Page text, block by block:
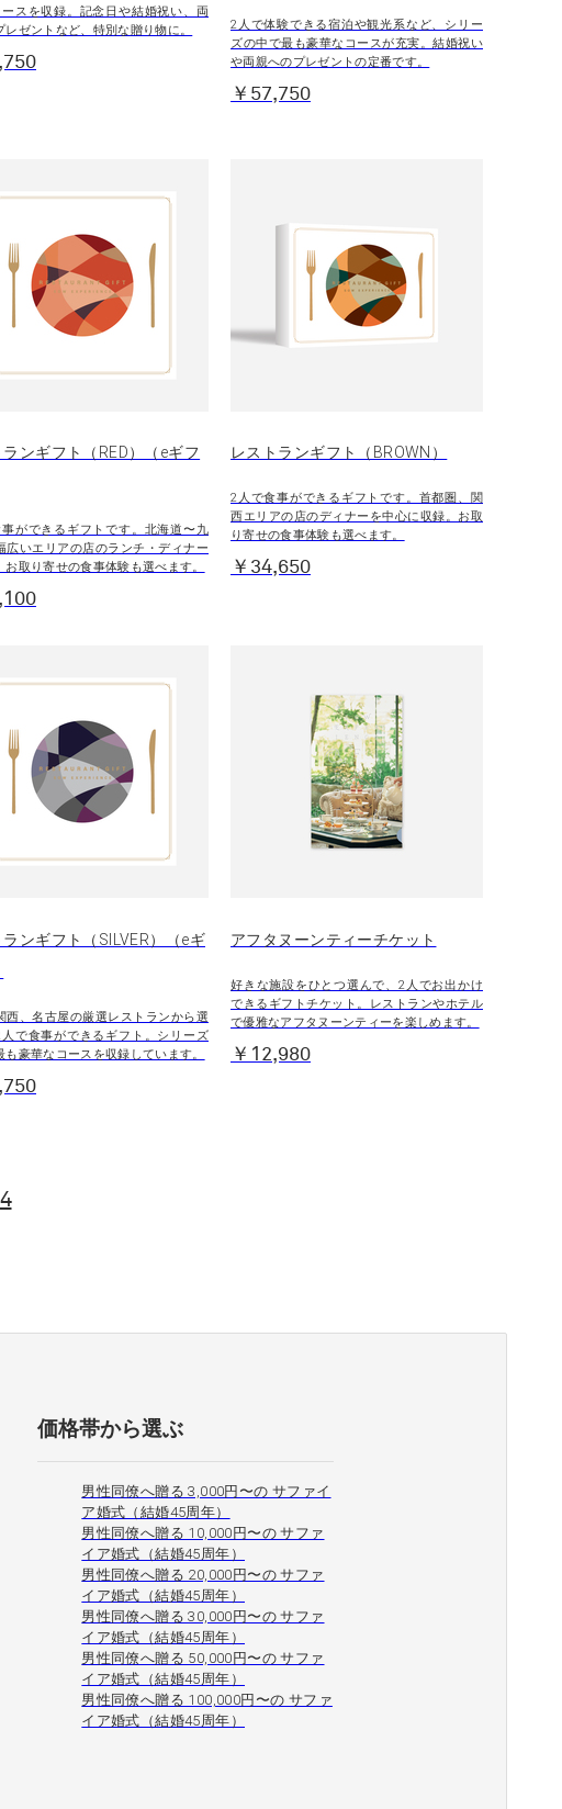
スを収録。記念日や結婚祝い、両
レゼントなど、特別な贈り物に。
2人で体験できる宿泊や観光系など、シリー
ズの中で最も豪華なコースが充実。結婚祝い
や両親へのプレゼントの定番です。
￥57,750
ランギフト（RED）（eギフ
ができるギフトです。北海道〜九
広いエリアの店のランチ・ディナー
お取り寄せの食事体験も選べます。
レストランギフト（BROWN）
2人で食事ができるギフトです。首都圏、関
西エリアの店のディナーを中心に収録。お取
り寄せの食事体験も選べます。
￥34,650
ランギフト（SILVER）（eギ
西、名古屋の厳選レストランから選
で食事ができるギフト。シリーズ
も豪華なコースを収録しています。
アフタヌーンティーチケット
好きな施設をひとつ選んで、2人でお出かけ
できるギフトチケット。レストランやホテル
で優雅なアフタヌーンティーを楽しめます。
￥12,980
4
価格帯から選ぶ
男性同僚へ贈る 3,000円〜の サファイ
ア婚式（結婚45周年）
男性同僚へ贈る 10,000円〜の サファ
イア婚式（結婚45周年）
男性同僚へ贈る 20,000円〜の サファ
イア婚式（結婚45周年）
男性同僚へ贈る 30,000円〜の サファ
イア婚式（結婚45周年）
男性同僚へ贈る 50,000円〜の サファ
イア婚式（結婚45周年）
男性同僚へ贈る 100,000円〜の サファ
イア婚式（結婚45周年）